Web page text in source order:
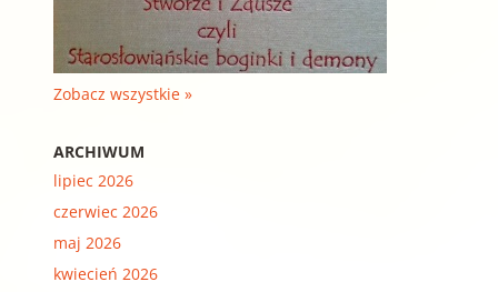
Zobacz wszystkie »
ARCHIWUM
lipiec 2026
czerwiec 2026
maj 2026
kwiecień 2026